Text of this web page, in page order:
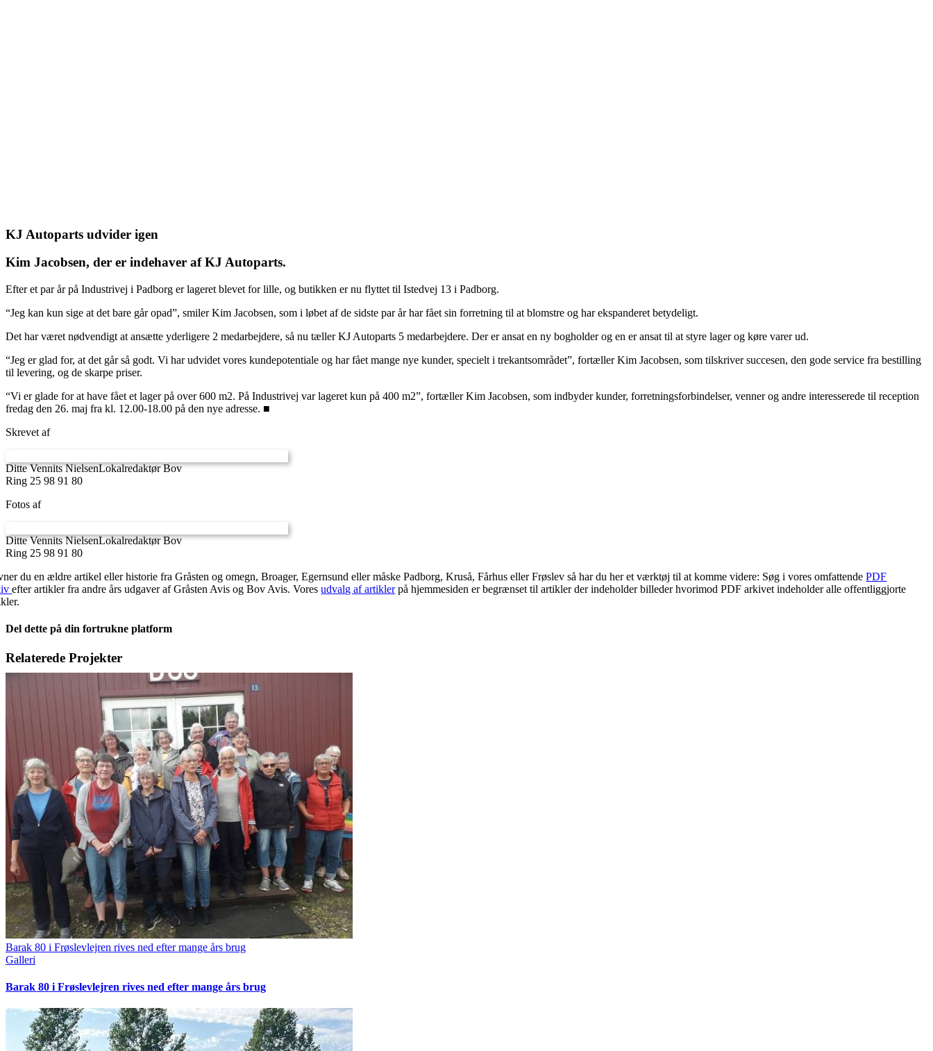
KJ Autoparts udvider igen
Kim Jacobsen, der er indehaver af KJ Autoparts.
Efter et par år på Indu­stri­vej i Pad­borg er lageret blevet for lille, og butikken er nu flyttet til Istedvej 13 i Padborg.
“Jeg kan kun sige at det bare går opad”, smiler Kim Jacobsen, som i løbet af de sidste par år har fået sin forretning til at blomstre og har ekspanderet betydeligt.
Det har været nødvendigt at ansætte yderligere 2 medarbejdere, så nu tæller KJ Autoparts 5 medarbejdere. Der er ansat en ny bogholder og en er ansat til at styre lager og køre varer ud.
“Jeg er glad for, at det går så godt. Vi har udvidet vores kundepotentiale og har fået mange nye kunder, specielt i trekantsområdet”, fortæller Kim Jacobsen, som tilskriver succesen, den gode service fra bestilling
til levering, og de skarpe priser.
“Vi er glade for at have fået et lager på over 600 m2. På Indu­­stri­vej var lageret kun på 400 m2”, fortæller Kim Jacobsen, som indbyder kunder, forretningsforbindelser, venner og andre interesserede til reception
fredag den 26. maj fra kl. 12.00-18.00 på den nye adresse. ■
Skrevet af
Ditte Vennits NielsenLokalredaktør Bov
Ring 25 98 91 80
Fotos af
Ditte Vennits NielsenLokalredaktør Bov
Ring 25 98 91 80
du en ældre artikel eller historie fra Gråsten og omegn, Broager, Egernsund eller måske Padborg, Kruså, Fårhus eller Frøslev så har du her et værktøj til at komme videre: Søg i vores omfattendePDF
efter artikler fra andre års udgaver af Gråsten Avis og Bov Avis. Voresudvalg af artiklerpå hjemmesiden er begrænset til artikler der indeholder billeder hvorimod PDF arkivet indeholder alle offentliggjorte
Del dette på din fortrukne platform
Facebook
X
LinkedIn
E-
Relaterede Projekter
Barak 80 i Frøslevlejren rives ned efter mange års brug
Galleri
Barak 80 i Frøslevlejren rives ned efter mange års brug